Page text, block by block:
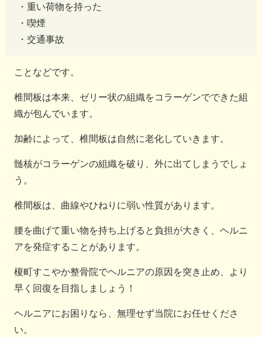
・重い荷物を持った
・喫煙
・交通事故
ことなどです。
椎間板は本来、ゼリー状の組織をコラーゲンでできた組
織が包んでいます。
加齢によって、椎間板は自然に老化していきます。
髄核がコラーゲンの組織を破り、外に出てしまうでしょ
う。
椎間板は、曲線やひねりに弱い性質があります。
腰を曲げて重い物を持ち上げると負担が大きく、ヘルニ
アを発症することがあります。
榎町すこやか整骨院でヘルニアの原因を突き止め、より
早く回復を目指しましょう！
ヘルニアにお困りなら、無理せず当院にお任せくださ
い。